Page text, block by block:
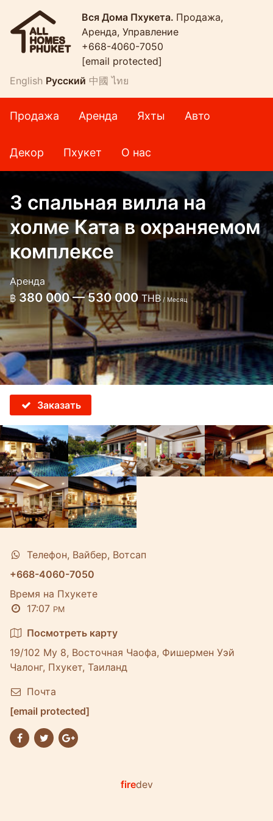
Вся Дома Пхукета. Продажа,
Аренда, Управление
+668-4060-7050
[email protected]
English Русский 中國 ไทย
Продажа Аренда Яхты Авто
Декор Пхукет О нас
3 спальная вилла на
холме Ката в охраняемом
комплексе
Аренда
฿ 380 000 — 530 000 THB / Месяц
Заказать
Телефон, Вайбер, Вотсап
+668-4060-7050
Время на Пхукете
17:07 PM
Посмотреть карту
19/102 Му 8, Восточная Чаофа, Фишермен Уэй
Чалонг, Пхукет, Таиланд
Почта
[email protected]
firedev